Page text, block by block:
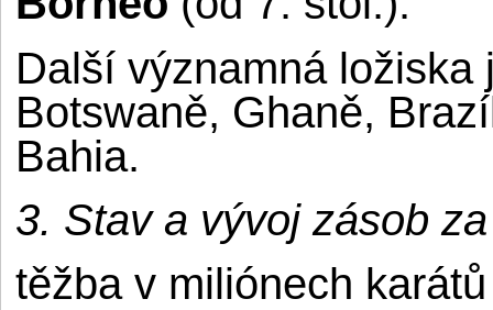
Další významná ložiska
Botswaně, Ghaně,
Bahia.
3. Stav a vývoj zásob
těžba v miliónech